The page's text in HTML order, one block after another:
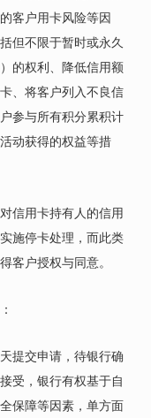
客户用卡风险等因
但不限于暂时或永久
的权利、降低信用额
、将客户列入不良信
参与所有积分累积计
动获得的权益等措
信用卡持有人的信用
施停卡处理，而此类
客户授权与同意。
提交申请，待银行确
受，银行有权基于自
保障等因素，单方面